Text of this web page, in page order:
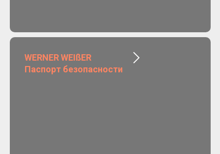
WERNER WEIßER
Паспорт безопасности